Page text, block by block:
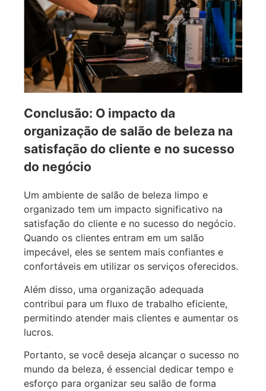
Conclusão: O impacto da
organização de salão de beleza na
satisfação do cliente e no sucesso
do negócio
Um ambiente de salão de beleza limpo e
organizado tem um impacto significativo na
satisfação do cliente e no sucesso do negócio.
Quando os clientes entram em um salão
impecável, eles se sentem mais confiantes e
confortáveis em utilizar os serviços oferecidos.
Além disso, uma organização adequada
contribui para um fluxo de trabalho eficiente,
permitindo atender mais clientes e aumentar os
lucros.
Portanto, se você deseja alcançar o sucesso no
mundo da beleza, é essencial dedicar tempo e
esforço para organizar seu salão de forma